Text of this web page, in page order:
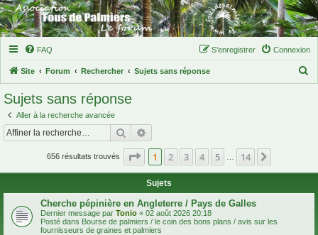
FAQ Connexion
S’enregistrer
Site Forum Rechercher Sujets sans réponse
c
Sujets sans réponse
Aller à la recherche avancée
Rechercher
656 résultats trouvés Page 1sur14
1 2 3 4 5 14
Sujets
Cherche pépinière en Angleterre / Pays de Galles
Dernier message par Tonio « 02 août 2026 20:18
Posté dans Bourse de palmiers / le coin des bons plans / avis sur les
fournisseurs de graines et palmiers